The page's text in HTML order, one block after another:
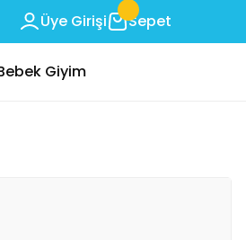
Üye Girişi Sepet
Giyim